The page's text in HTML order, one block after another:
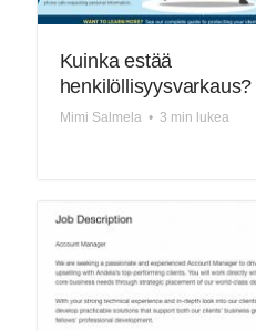
Kuinka estää
henkilöllisyysvarkaus?
Mimi Salmela • 3 min lukea